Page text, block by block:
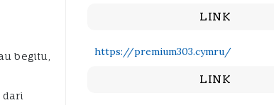
begitu,
LINK
https://premium303.cymru/
LINK